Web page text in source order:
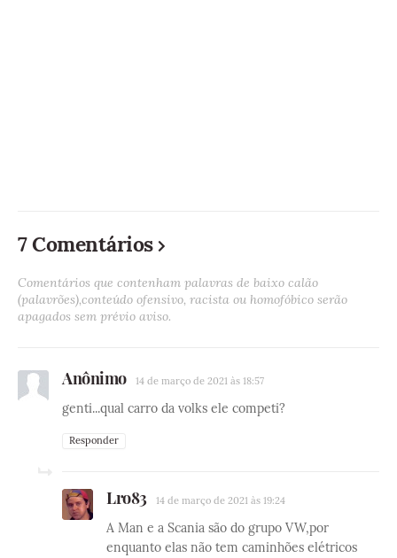
7 Comentários
Comentários que contenham palavras de baixo calão
(palavrões),conteúdo ofensivo, racista ou homofóbico serão
apagados sem prévio aviso.
Anônimo 14 de março de 2021 às 18:57
genti...qual carro da volks ele competi?
Responder
Lro83 14 de março de 2021 às 19:24
A Man e a Scania são do grupo VW,por
enquanto elas não tem caminhões elétricos